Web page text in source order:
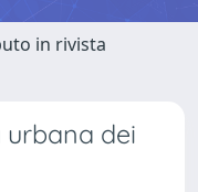
in rivista
dei